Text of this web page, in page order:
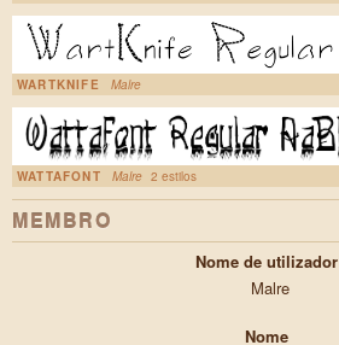
WARTKNIFE Malre
WATTAFONT Malre 2 estilos
MEMBRO
Nome de utilizador
Malre
Nome